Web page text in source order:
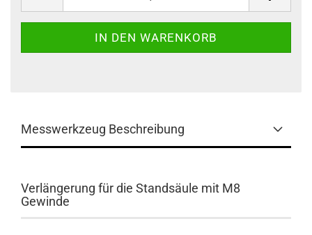
Messwerkzeug Beschreibung
Verlängerung für die Standsäule mit M8
Gewinde